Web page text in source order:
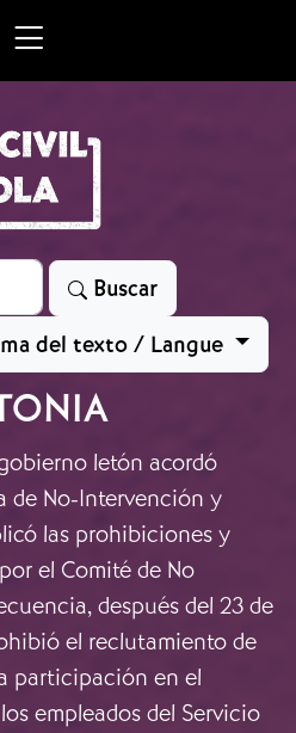
Buscar
del texto / Langue
letón acordó
de No-Intervención y
las prohibiciones y
el Comité de No
después del 23 de
el reclutamiento de
participación en el
empleados del Servicio